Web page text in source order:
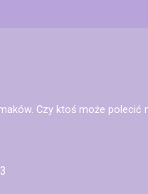
Czy ktoś może polecić
3